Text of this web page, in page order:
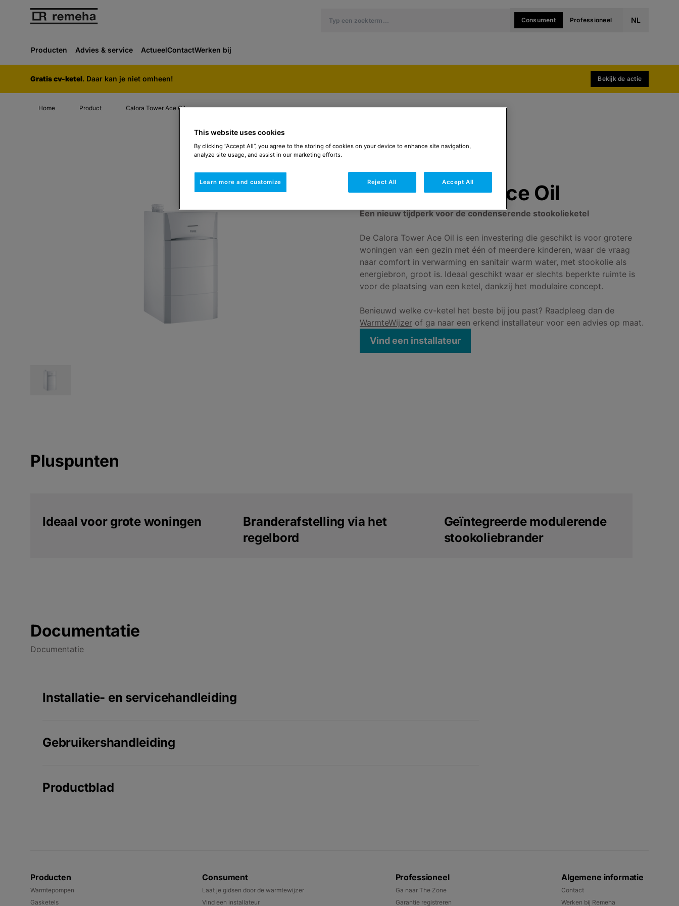
Consument Professioneel NL
Producten Advies & service ActueelContactWerken bij
Gratis cv-ketel. Daar kan je niet omheen! Bekijk de actie
Home Product Calora Tower Ace Oil
Stookolieketels
Calora Tower Ace Oil
Een nieuw tijdperk voor de condenserende stookolieketel
De Calora Tower Ace Oil is een investering die geschikt is voor grotere
woningen van een gezin met één of meerdere kinderen, waar de vraag
naar comfort in verwarming en sanitair warm water, met stookolie als
energiebron, groot is. Ideaal geschikt waar er slechts beperkte ruimte is
voor de plaatsing van een ketel, dankzij het modulaire concept.
Benieuwd welke cv-ketel het beste bij jou past? Raadpleeg dan de
WarmteWijzer of ga naar een erkend installateur voor een advies op maat.
Vind een installateur
Pluspunten
Ideaal voor grote woningen
Branderafstelling via het
regelbord
Geïntegreerde modulerende
stookoliebrander
Documentatie
Documentatie
Installatie- en servicehandleiding
Gebruikershandleiding
Productblad
Producten
Warmtepompen
Gasketels
Consument
Laat je gidsen door de warmtewijzer
Vind een installateur
Professioneel
Ga naar The Zone
Garantie registreren
Algemene informatie
Contact
Werken bij Remeha
This website uses cookies
By clicking “Accept All”, you agree to the storing of cookies on your device to enhance site navigation,
analyze site usage, and assist in our marketing efforts.
Learn more and customize Reject All Accept All